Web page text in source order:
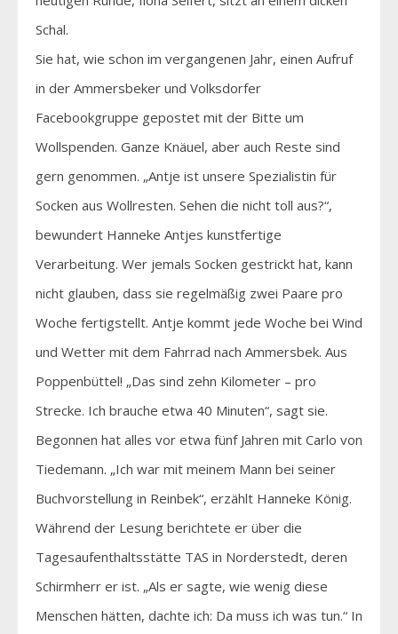
Schal.
Sie hat, wie schon im vergangenen Jahr, einen Aufruf
in der Ammersbeker und Volksdorfer
Facebookgruppe gepostet mit der Bitte um
Wollspenden. Ganze Knäuel, aber auch Reste sind
gern genommen. „Antje ist unsere Spezialistin für
Socken aus Wollresten. Sehen die nicht toll aus?“,
bewundert Hanneke Antjes kunstfertige
Verarbeitung. Wer jemals Socken gestrickt hat, kann
nicht glauben, dass sie regelmäßig zwei Paare pro
Woche fertigstellt. Antje kommt jede Woche bei Wind
und Wetter mit dem Fahrrad nach Ammersbek. Aus
Poppenbüttel! „Das sind zehn Kilometer – pro
Strecke. Ich brauche etwa 40 Minuten“, sagt sie.
Begonnen hat alles vor etwa fünf Jahren mit Carlo von
Tiedemann. „Ich war mit meinem Mann bei seiner
Buchvorstellung in Reinbek“, erzählt Hanneke König.
Während der Lesung berichtete er über die
Tagesaufenthaltsstätte TAS in Norderstedt, deren
Schirmherr er ist. „Als er sagte, wie wenig diese
Menschen hätten, dachte ich: Da muss ich was tun.“ In